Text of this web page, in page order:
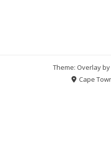
Theme: Overlay by
Cape